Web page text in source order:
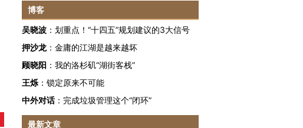
博客
吴晓波 ： 划重点！“十四五”规划建议的3大信号
押沙龙 ： 金庸的江湖是越来越坏
顾晓阳 ： 我的洛杉矶“湖街客栈”
王烁 ： 锁定原来不可能
中外对话： 完成垃圾管理这个“闭环”
最新文章